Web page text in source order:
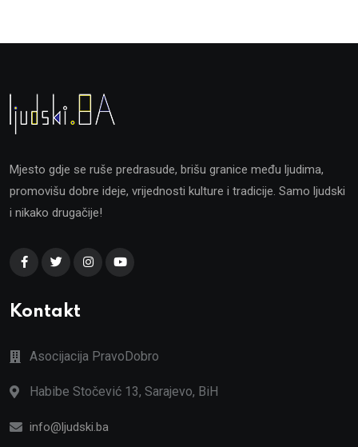
Mjesto gdje se ruše predrasude, brišu granice među ljudima,
promovišu dobre ideje, vrijednosti kulture i tradicije. Samo ljudski
i nikako drugačije!
Kontakt
Asocijacija PravoDobro
Habibe Stočević 13, Sarajevo, BiH
info@ljudski.ba